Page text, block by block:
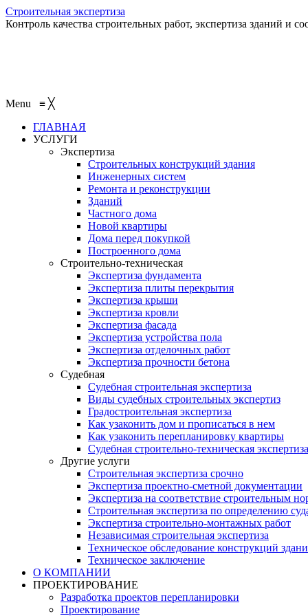
Строительная экспертиза
Контроль качества строительных работ, экспертиза зданий и
Menu ≡ ╳
ГЛАВНАЯ
УСЛУГИ
Экспертиза
Строительных конструкций здания
Инженерных систем
Ремонта и реконструкции
Зданий
Частного дома
Новой квартиры
Дома перед покупкой
Построенного дома
Строительно-техническая
Экспертиза фундамента
Экспертиза плиты перекрытия
Экспертиза крыши
Экспертиза кровли
Экспертиза фасада
Экспертиза устройства пола
Экспертиза отделочных работ
Экспертиза прочности бетона
Судебная
Судебная строительная экспертиза
Виды судебных строительных экспертиз
Градостроительная экспертиза
Как узаконить дом и прописаться в нем
Как узаконить перепланировку квартиры
Судебная строительно-техническая экспертиза
Другие услуги
Строительная экспертиза срочно
Экспертиза проектно-сметной документации
Экспертиза на соответствие строительным
Строительная экспертиза по определению
Экспертиза строительно-монтажных работ
Независимая строительная экспертиза
Техническое обследование конструкций
Техническое заключение
О КОМПАНИИ
ПРОЕКТИРОВАНИЕ
Разработка проектов перепланировки
Проектирование